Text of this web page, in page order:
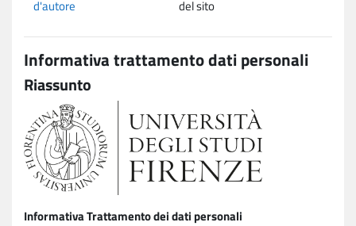
d'autore
del sito
Informativa trattamento dati personali
Riassunto
Informativa Trattamento dei dati personali